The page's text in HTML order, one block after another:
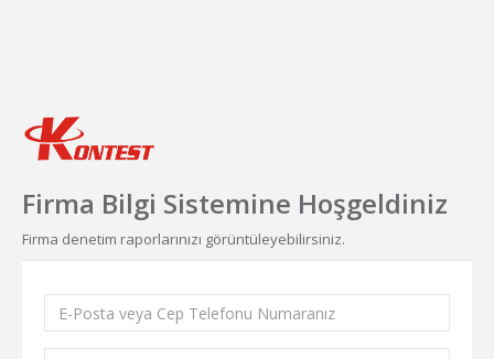
Firma Bilgi Sistemine Hoşgeldiniz
Firma denetim raporlarınızı görüntüleyebilirsiniz.